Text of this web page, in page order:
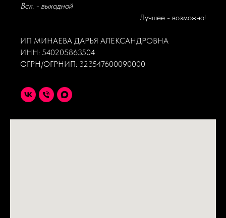
Вск. - выходной
Лучшее - возможно!
ИП МИНАЕВА ДАРЬЯ АЛЕКСАНДРОВНА
ИНН: 540205863504
ОГРН/ОГРНИП: 323547600090000